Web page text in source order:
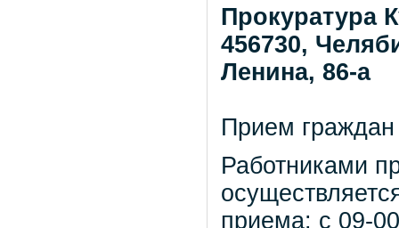
Прокуратура
456730,
Ленина, 86-а
Прием граждан
Работниками
приема: с 09-